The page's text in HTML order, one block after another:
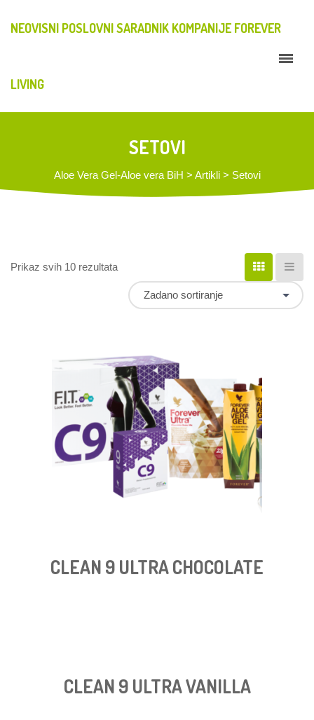
NEOVISNI POSLOVNI SARADNIK KOMPANIJE FOREVER
LIVING
SETOVI
Aloe Vera Gel-Aloe vera BiH > Artikli> Setovi
Prikaz svih 10 rezultata
Zadano sortiranje
CLEAN 9 ULTRA CHOCOLATE
CLEAN 9 ULTRA VANILLA